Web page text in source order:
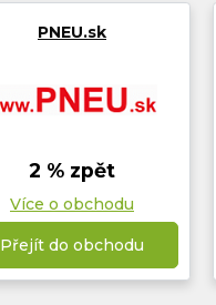
PNEU.sk
2 % zpět
Více o obchodu
Přejít do obchodu